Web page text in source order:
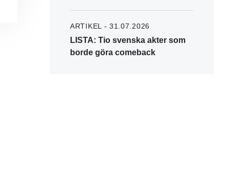
ARTIKEL - 31.07.2026
LISTA: Tio svenska akter som
borde göra comeback